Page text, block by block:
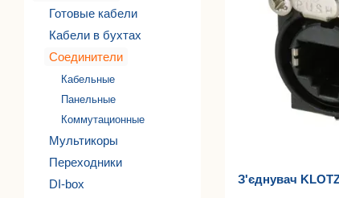
З'єднувач
Готовые кабели
Кабели в бухтах
Соединители
Кабельные
Панельные
Коммутационные
Мультикоры
Переходники
DI-box